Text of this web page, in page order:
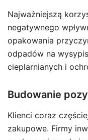
Najważniejszą
negatywnego
opakowania
odpadów na
cieplarnianych i
Budowanie
Klienci coraz
zakupowe. Firmy